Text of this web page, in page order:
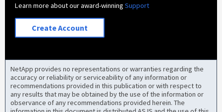
Learn more about our award-winningSupport
Create Account
NetApp provides no representations or warranties regarding the
accuracy or reliability or serviceability of any information or
recommendations provided in this publication or with respect to
any results that may be obtained by the use of the information or
observance of any recommendations provided herein. The